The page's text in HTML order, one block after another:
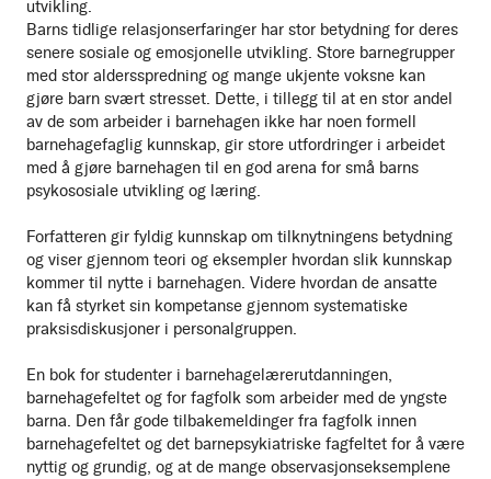
utvikling.
Barns tidlige relasjonserfaringer har stor betydning for deres
senere sosiale og emosjonelle utvikling. Store barnegrupper
med stor aldersspredning og mange ukjente voksne kan
gjøre barn svært stresset. Dette, i tillegg til at en stor andel
av de som arbeider i barnehagen ikke har noen formell
barnehagefaglig kunnskap, gir store utfordringer i arbeidet
med å gjøre barnehagen til en god arena for små barns
psykososiale utvikling og læring.
Forfatteren gir fyldig kunnskap om tilknytningens betydning
og viser gjennom teori og eksempler hvordan slik kunnskap
kommer til nytte i barnehagen. Videre hvordan de ansatte
kan få styrket sin kompetanse gjennom systematiske
praksisdiskusjoner i personalgruppen.
En bok for studenter i barnehagelærerutdanningen,
barnehagefeltet og for fagfolk som arbeider med de yngste
barna. Den får gode tilbakemeldinger fra fagfolk innen
barnehagefeltet og det barnepsykiatriske fagfeltet for å være
nyttig og grundig, og at de mange observasjonseksemplene